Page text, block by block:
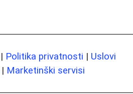
| Politika privatnosti | Uslovi
| Marketinški servisi